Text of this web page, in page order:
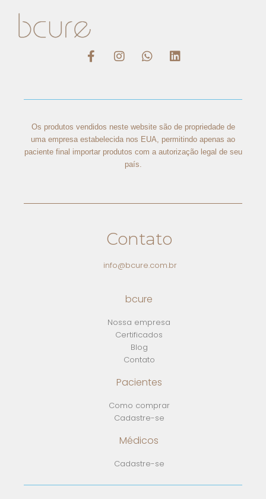
Os produtos vendidos neste website são de propriedade de
uma empresa estabelecida nos EUA, permitindo apenas ao
paciente final importar produtos com a autorização legal de seu
país.
Contato
info@bcure.com.br
bcure
Nossa empresa
Certificados
Blog
Contato
Pacientes
Como comprar
Cadastre-se
Médicos
Cadastre-se